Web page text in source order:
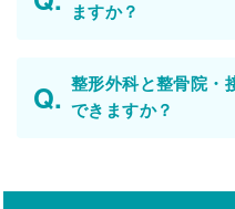
ますか？
整形外科と整骨院・
できますか？